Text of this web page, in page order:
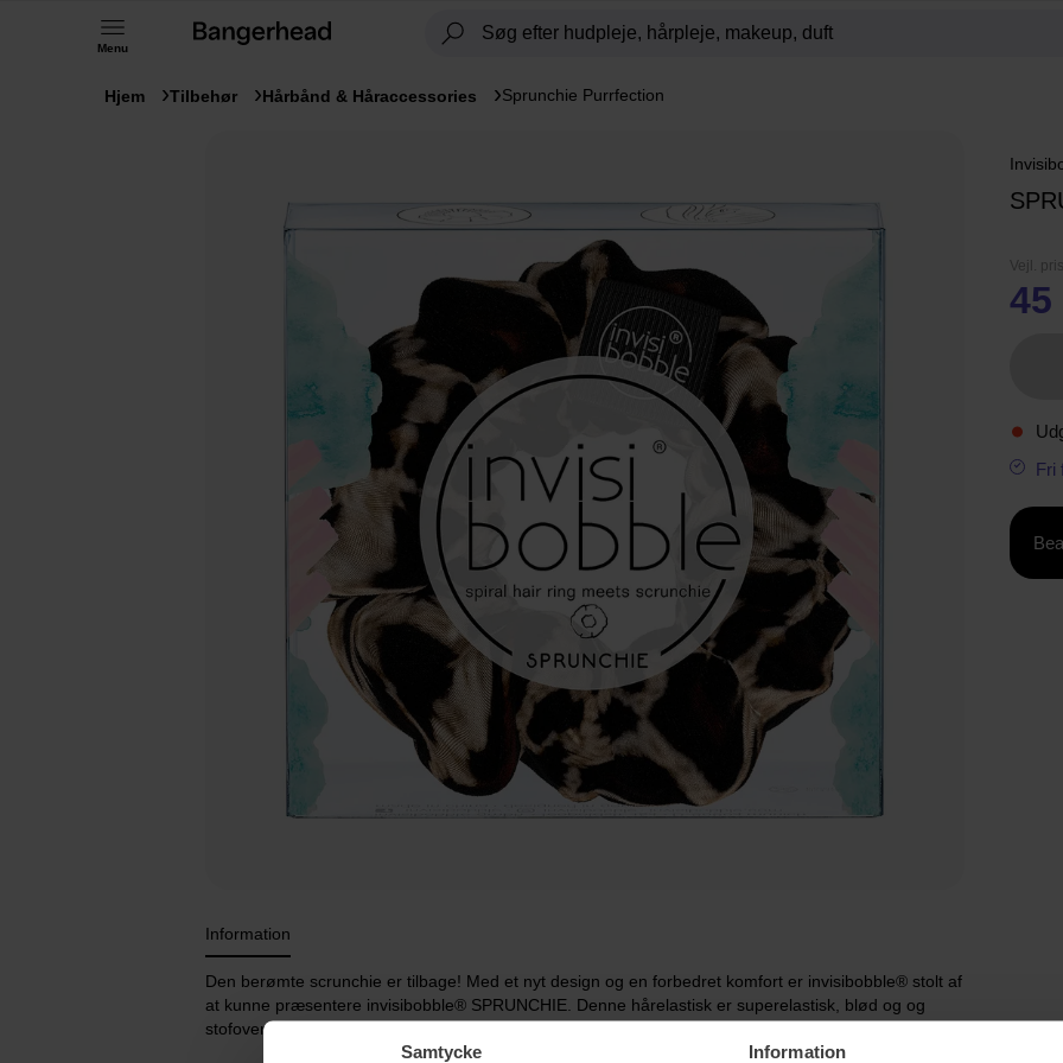
Samtycke Information
Menu
Hjem Tilbehør Hårbånd & Håraccessories Sprunchie Purrfection
Vejl.
45
Fri
Information
Den berømte scrunchie er tilbage! Med et nyt design og en forbedret komfort er invisibobble® stolt af
at kunne præsentere invisibobble® SPRUNCHIE. Denne hårelastisk er superelastisk, blød og og
stofovertrukket, det perfekte blikfang til hver dag og alle frisurer.